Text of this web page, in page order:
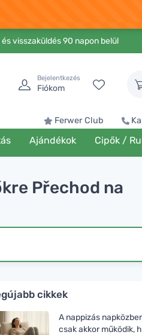
és visszaküldés 90 napon belül
Bejelentkezés
Fiókom
Ferwer Club
Ajándékok Cipők /
Přechod na
cikkek
A nappizás
csak akkor működik,